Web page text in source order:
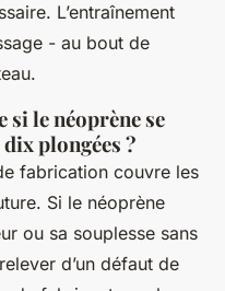
L’entraînement
- au bout de
si le néoprène se
plongées ?
fabrication couvre les
Si le néoprène
ou sa souplesse sans
d’un défaut de